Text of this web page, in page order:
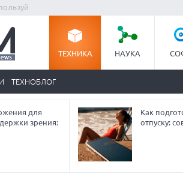
ТЕХНИКА НАУКА
ТЕХНОБЛОГ
для
зрения:
Как
отпуску: